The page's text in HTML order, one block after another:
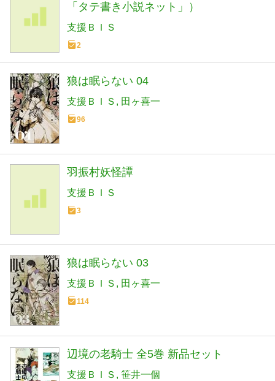
「タテ書き小説ネット」）
支援ＢＩＳ
2
狼は眠らない 04
支援ＢＩＳ 田ヶ喜一
96
羽振村妖怪譚
支援ＢＩＳ
3
狼は眠らない 03
支援ＢＩＳ 田ヶ喜一
114
辺境の老騎士 全5巻 新品セット
支援ＢＩＳ 笹井一個